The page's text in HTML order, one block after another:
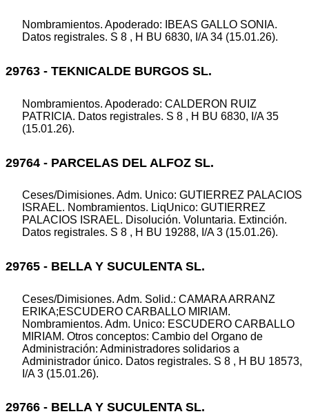
Nombramientos. Apoderado: IBEAS GALLO SONIA.
Datos registrales. S 8 , H BU 6830, I/A 34 (15.01.26).
29763 - TEKNICALDE BURGOS SL.
Nombramientos. Apoderado: CALDERON RUIZ
PATRICIA. Datos registrales. S 8 , H BU 6830, I/A 35
(15.01.26).
29764 - PARCELAS DEL ALFOZ SL.
Ceses/Dimisiones. Adm. Unico: GUTIERREZ PALACIOS
ISRAEL. Nombramientos. LiqUnico: GUTIERREZ
PALACIOS ISRAEL. Disolución. Voluntaria. Extinción.
Datos registrales. S 8 , H BU 19288, I/A 3 (15.01.26).
29765 - BELLA Y SUCULENTA SL.
Ceses/Dimisiones. Adm. Solid.: CAMARA ARRANZ
ERIKA;ESCUDERO CARBALLO MIRIAM.
Nombramientos. Adm. Unico: ESCUDERO CARBALLO
MIRIAM. Otros conceptos: Cambio del Organo de
Administración: Administradores solidarios a
Administrador único. Datos registrales. S 8 , H BU 18573,
I/A 3 (15.01.26).
29766 - BELLA Y SUCULENTA SL.